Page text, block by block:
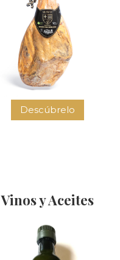
Descúbrelo
Vinos y Aceites